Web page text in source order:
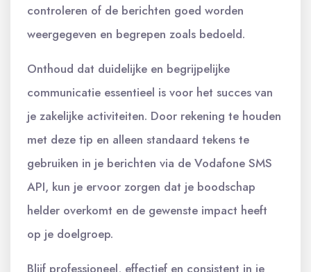
controleren of de berichten goed worden
weergegeven en begrepen zoals bedoeld.
Onthoud dat duidelijke en begrijpelijke
communicatie essentieel is voor het succes van
je zakelijke activiteiten. Door rekening te houden
met deze tip en alleen standaard tekens te
gebruiken in je berichten via de Vodafone SMS
API, kun je ervoor zorgen dat je boodschap
helder overkomt en de gewenste impact heeft
op je doelgroep.
Blijf professioneel, effectief en consistent in je